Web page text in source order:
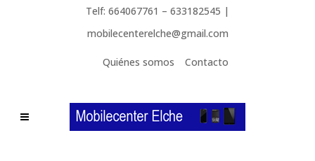
Telf: 664067761 – 633182545 |
mobilecenterelche@gmail.com
Quiénes somos Contacto